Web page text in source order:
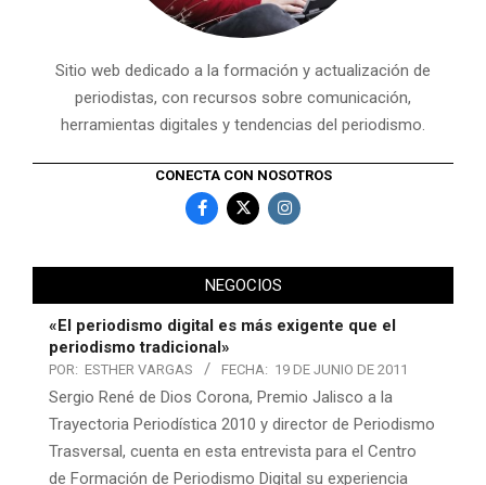
Sitio web dedicado a la formación y actualización de
periodistas, con recursos sobre comunicación,
herramientas digitales y tendencias del periodismo.
CONECTA CON NOSOTROS
NEGOCIOS
«El periodismo digital es más exigente que el
periodismo tradicional»
POR: ESTHER VARGAS FECHA: 19 DE JUNIO DE 2011
Sergio René de Dios Corona, Premio Jalisco a la
Trayectoria Periodística 2010 y director de Periodismo
Trasversal, cuenta en esta entrevista para el Centro
de Formación de Periodismo Digital su experiencia